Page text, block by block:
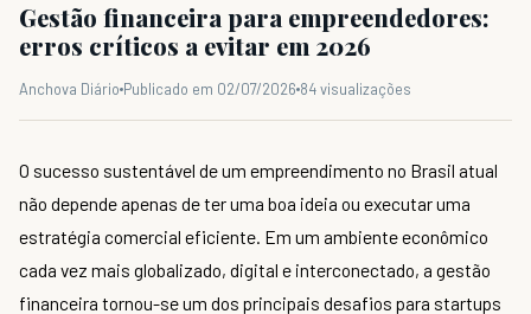
Gestão financeira para empreendedores:
erros críticos a evitar em 2026
Anchova Diário Publicado em 02/07/2026 84 visualizações
O sucesso sustentável de um empreendimento no Brasil atual
não depende apenas de ter uma boa ideia ou executar uma
estratégia comercial eficiente. Em um ambiente econômico
cada vez mais globalizado, digital e interconectado, a gestão
financeira tornou-se um dos principais desafios para startups